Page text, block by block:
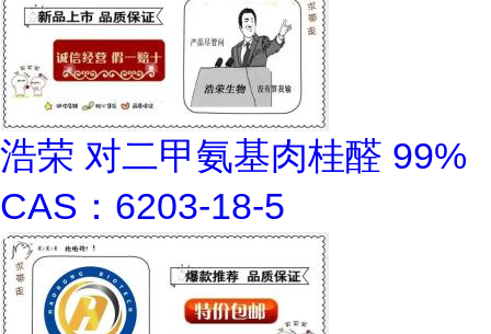
浩荣 对二甲氨基肉桂醛 99%
CAS：6203-18-5